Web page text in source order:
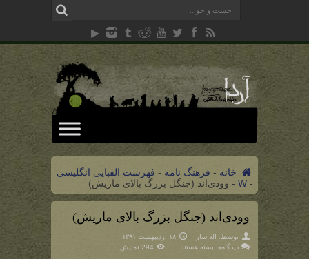
خانه - فرهنگ نامه - فهرست الفبایی انگلیسی
-
W
- وودی‌اند (جنگل بزرگ بالای ماریش)
وودی‌اند (جنگل بزرگ بالای ماریش)
توسط: اله سار
۱۸ اردیبهشت ۱۳۹۱
دیدگاه‌ها برای
بسته هستند 294 نمایش